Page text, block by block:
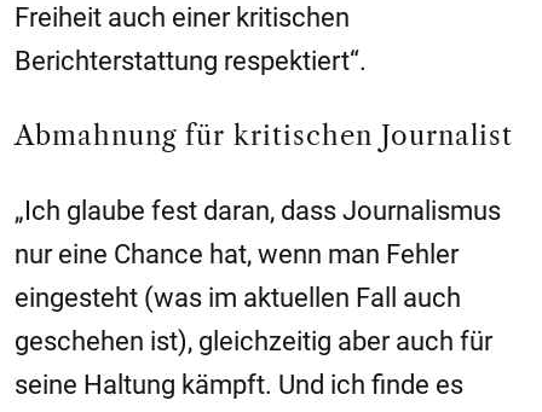
Freiheit auch einer kritischen
Berichterstattung respektiert“.
Abmahnung für kritischen Journalist
„Ich glaube fest daran, dass Journalismus
nur eine Chance hat, wenn man Fehler
eingesteht (was im aktuellen Fall auch
geschehen ist), gleichzeitig aber auch für
seine Haltung kämpft. Und ich finde es